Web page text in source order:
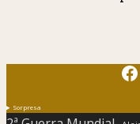
Sorpresa